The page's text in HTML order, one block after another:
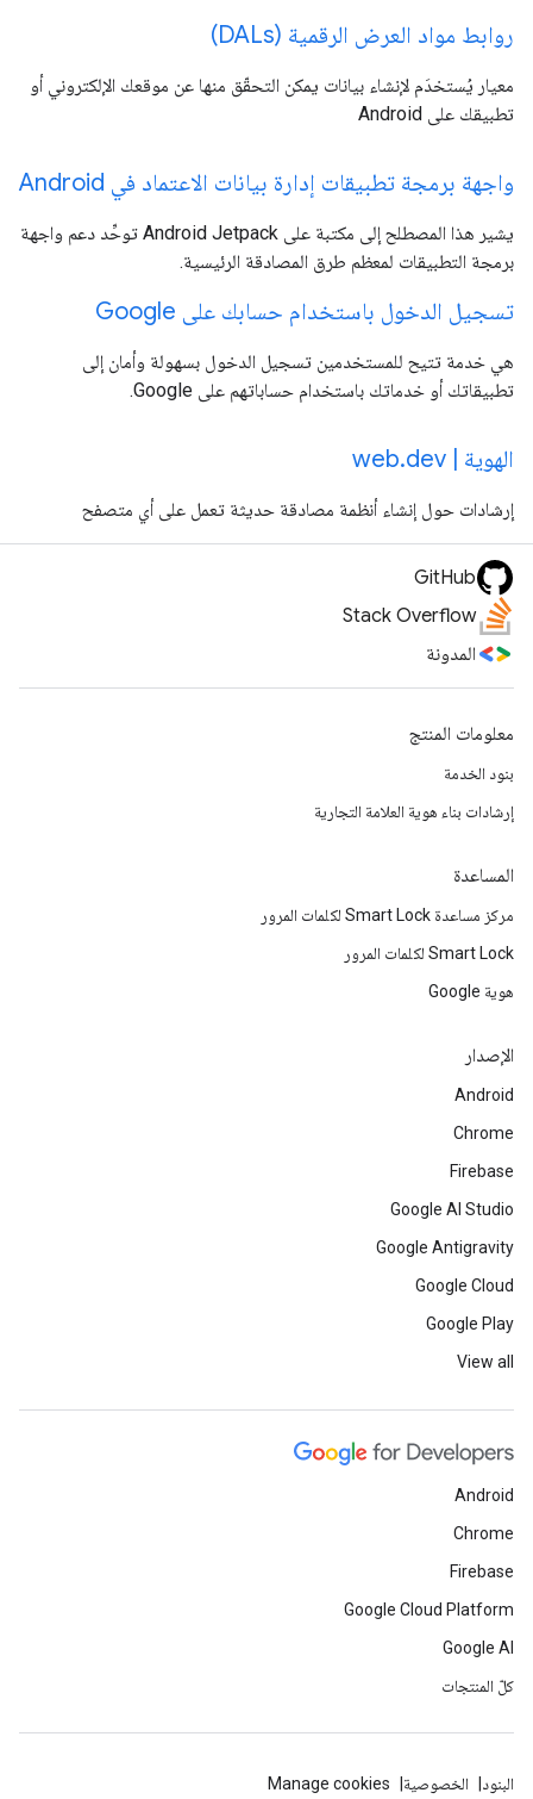
روابط مواد العرض الرقمية (DALs)
معيار يُستخدَم لإنشاء بيانات يمكن التحقّق منها عن موقعك الإلكتروني أو
تطبيقك على Android
واجهة برمجة تطبيقات إدارة بيانات الاعتماد في Android
يشير هذا المصطلح إلى مكتبة على Android Jetpack توحِّد دعم واجهة
برمجة التطبيقات لمعظم طرق المصادقة الرئيسية.
تسجيل الدخول باستخدام حسابك على Google
هي خدمة تتيح للمستخدمين تسجيل الدخول بسهولة وأمان إلى
تطبيقاتك أو خدماتك باستخدام حساباتهم على Google.
الهوية | web.dev
إرشادات حول إنشاء أنظمة مصادقة حديثة تعمل على أي متصفح
GitHub
Stack Overflow
المدونة
معلومات المنتج
بنود الخدمة
إرشادات بناء هوية العلامة التجارية
المساعدة
مركز مساعدة Smart Lock لكلمات المرور
Smart Lock لكلمات المرور
هوية Google
الإصدار
Android
Chrome
Firebase
Google AI Studio
Google Antigravity
Google Cloud
Google Play
View all
Android
Chrome
Firebase
Google Cloud Platform
Google AI
كلّ المنتجات
البنود الخصوصية Manage cookies